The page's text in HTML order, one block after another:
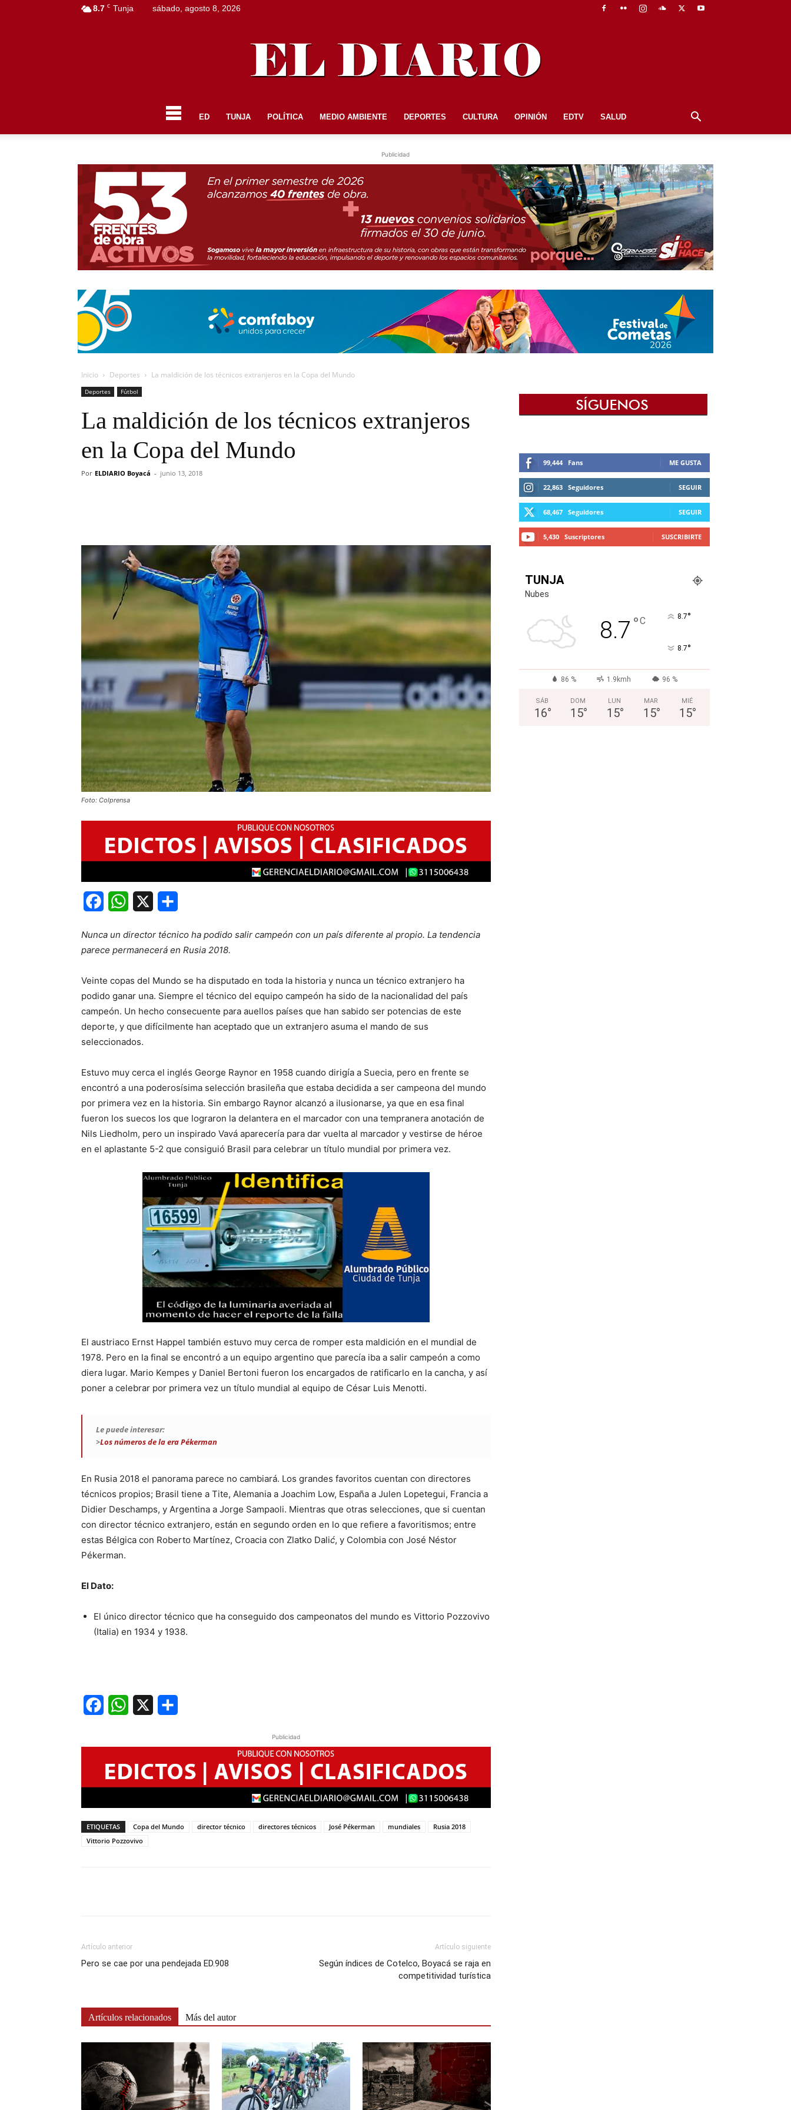
8.7 C Tunja sábado, agosto 8, 2026
DIARIO
ED TUNJA POLÍTICA MEDIO AMBIENTE DEPORTES CULTURA OPINIÓN EDTV SALUD
Publicidad
Inicio Deportes La maldición de los técnicos extranjeros en la Copa del Mundo
Deportes Fútbol
La maldición de los técnicos extranjeros
en la Copa del Mundo
Por ELDIARIO Boyacá - junio 13, 2018
Foto: Colprensa
FacebookWhatsApp
Nunca un director técnico ha podido salir campeón con un país diferente al propio. La tendencia
parece permanecerá en Rusia 2018.
Veinte copas del Mundo se ha disputado en toda la historia y nunca un técnico extranjero ha
podido ganar una. Siempre el técnico del equipo campeón ha sido de la nacionalidad del país
campeón. Un hecho consecuente para auellos países que han sabido ser potencias de este
deporte, y que difícilmente han aceptado que un extranjero asuma el mando de sus
seleccionados.
Estuvo muy cerca el inglés George Raynor en 1958 cuando dirigía a Suecia, pero en frente se
encontró a una poderosísima selección brasileña que estaba decidida a ser campeona del mundo
por primera vez en la historia. Sin embargo Raynor alcanzó a ilusionarse, ya que en esa final
fueron los suecos los que lograron la delantera en el marcador con una tempranera anotación de
Nils Liedholm, pero un inspirado Vavá aparecería para dar vuelta al marcador y vestirse de héroe
en el aplastante 5-2 que consiguió Brasil para celebrar un título mundial por primera vez.
El austriaco Ernst Happel también estuvo muy cerca de romper esta maldición en el mundial de
1978. Pero en la final se encontró a un equipo argentino que parecía iba a salir campeón a como
diera lugar. Mario Kempes y Daniel Bertoni fueron los encargados de ratificarlo en la cancha, y así
poner a celebrar por primera vez un título mundial al equipo de César Luis Menotti.
Le puede interesar:
>Los números de la era Pékerman
En Rusia 2018 el panorama parece no cambiará. Los grandes favoritos cuentan con directores
técnicos propios; Brasil tiene a Tite, Alemania a Joachim Low, España a Julen Lopetegui, Francia a
Didier Deschamps, y Argentina a Jorge Sampaoli. Mientras que otras selecciones, que si cuentan
con director técnico extranjero, están en segundo orden en lo que refiere a favoritismos; entre
estas Bélgica con Roberto Martínez, Croacia con Zlatko Dalić, y Colombia con José Néstor
Pékerman.
El Dato:
El único director técnico que ha conseguido dos campeonatos del mundo es Vittorio Pozzovivo
(Italia) en 1934 y 1938.
FacebookWhatsApp
Publicidad
ETIQUETAS Copa del Mundo director técnico directores técnicos José Pékerman mundiales
Rusia 2018
Vittorio Pozzovivo
Artículo anterior
Pero se cae por una pendejada ED.908
Artículo siguiente
Según índices de Cotelco, Boyacá se raja en
competitividad turística
Artículos relacionados Más del autor
99,444 Fans ME GUSTA
22,863 Seguidores SEGUIR
68,467 Seguidores SEGUIR
5,430 Suscriptores SUSCRIBIRTE
TUNJA
Nubes
8.7 °C 8.7°
8.7°
86 % 1.9kmh 96 %
SÁB
16°
DOM
15°
LUN
15°
MAR
15°
MIÉ
15°